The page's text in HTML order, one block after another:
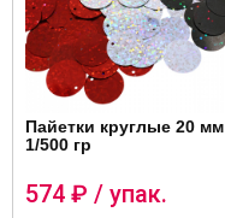
Пайетки круглые 20 мм
1/500 гр
574 ₽ / упак.